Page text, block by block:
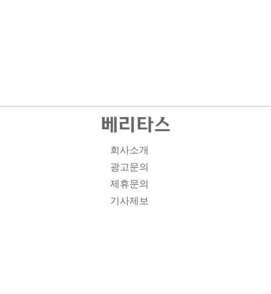
회사소개
광고문의
제휴문의
기사제보